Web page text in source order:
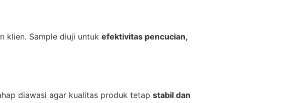
klien. Sample diuji untuk efektivitas pencucian,
diawasi agar kualitas produk tetap stabil dan